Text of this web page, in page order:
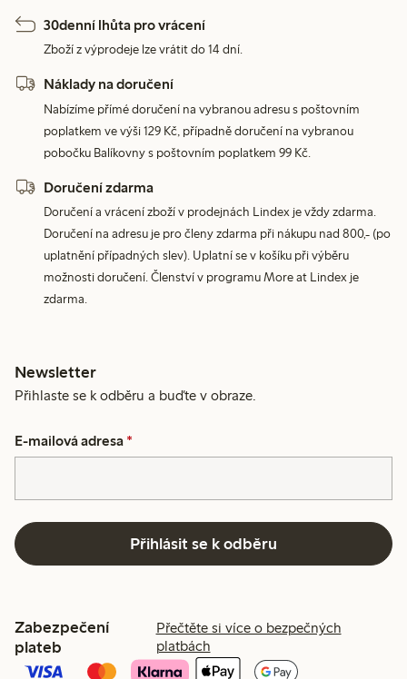
30denní lhůta pro vrácení
Zboží z výprodeje lze vrátit do 14 dní.
Náklady na doručení
Nabízíme přímé doručení na vybranou adresu s poštovním
poplatkem ve výši 129 Kč, případně doručení na vybranou
pobočku Balíkovny s poštovním poplatkem 99 Kč.
Doručení zdarma
Doručení a vrácení zboží v prodejnách Lindex je vždy zdarma.
Doručení na adresu je pro členy zdarma při nákupu nad 800,- (po
uplatnění případných slev). Uplatní se v košíku při výběru
možnosti doručení. Členství v programu More at Lindex je
zdarma.
Newsletter
Přihlaste se k odběru a buďte v obraze.
E-mailová adresa *
Přihlásit se k odběru
Zabezpečení
plateb
Přečtěte si více o bezpečných
platbách